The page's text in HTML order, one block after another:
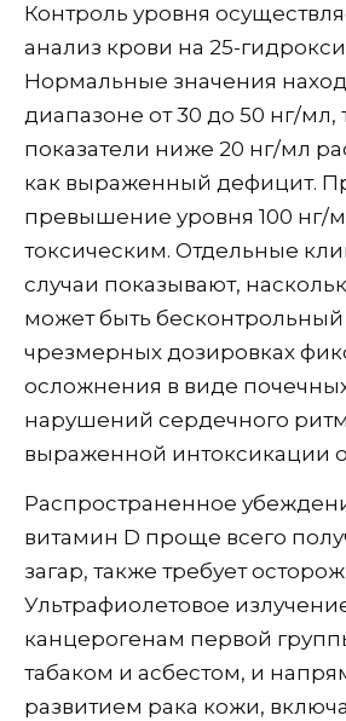
Контроль уровня
анализ крови на 25-
Нормальные значения
диапазоне от 30 до 50 нг/мл,
показатели ниже 20 нг/мл
как выраженный дефицит.
превышение уровня 100 нг/
токсическим. Отдельные
случаи показывают,
может быть
чрезмерных дозировках
осложнения в виде
нарушений сердечного
выраженной интоксикации
Распространенное
витамин D проще всего
загар, также требует
Ультрафиолетовое
канцерогенам первой
табаком и асбестом, и
развитием рака кожи,